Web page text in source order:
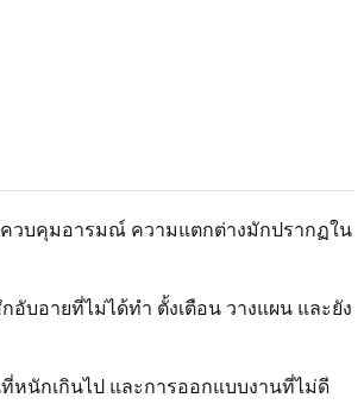
ควบคุมอารมณ์ ความแตกต่างมักปรากฏใน
บอายที่ไม่ได้ทำ ตั้งเตือน วางแผน และยัง
หนักเกินไป และการออกแบบงานที่ไม่ดี